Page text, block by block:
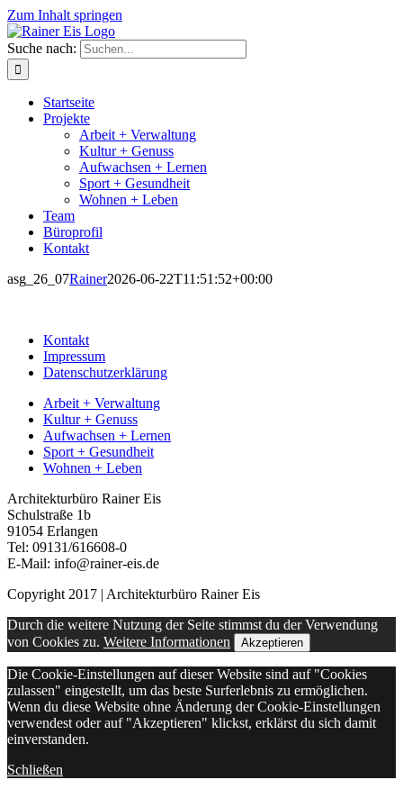
Zum Inhalt springen
Suche nach:
Startseite
Projekte
Arbeit + Verwaltung
Kultur + Genuss
Aufwachsen + Lernen
Sport + Gesundheit
Wohnen + Leben
Team
Büroprofil
Kontakt
asg_26_07Rainer2026-06-22T11:51:52+00:00
Kontakt
Impressum
Datenschutzerklärung
Arbeit + Verwaltung
Kultur + Genuss
Aufwachsen + Lernen
Sport + Gesundheit
Wohnen + Leben
Architekturbüro Rainer Eis
Schulstraße 1b
91054 Erlangen
Tel: 09131/616608-0
E-Mail: info@rainer-eis.de
Copyright 2017 | Architekturbüro Rainer Eis
Durch die weitere Nutzung der Seite stimmst du der Verwendung
von Cookies zu. Weitere Informationen Akzeptieren
Die Cookie-Einstellungen auf dieser Website sind auf "Cookies
zulassen" eingestellt, um das beste Surferlebnis zu ermöglichen.
Wenn du diese Website ohne Änderung der Cookie-Einstellungen
verwendest oder auf "Akzeptieren" klickst, erklärst du sich damit
einverstanden.
Schließen